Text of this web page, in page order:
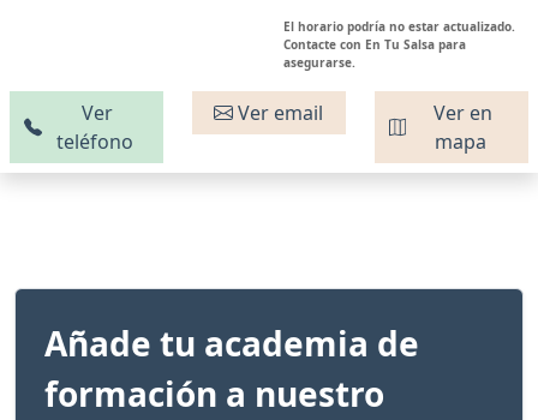
El horario podría no estar actualizado.
Contacte con En Tu Salsa para
asegurarse.
Ver
teléfono
Ver email
Ver en
mapa
Añade tu academia de
formación a nuestro